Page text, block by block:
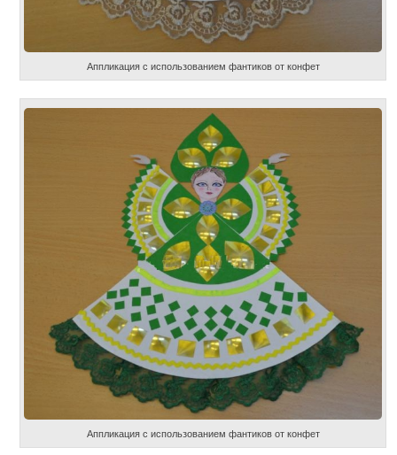
Аппликация с использованием фантиков от конфет
Аппликация с использованием фантиков от конфет